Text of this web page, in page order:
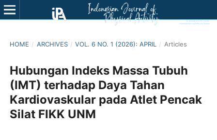
HOME / ARCHIVES / VOL. 6 NO. 1 (2026): APRIL / Articles
Hubungan Indeks Massa Tubuh
(IMT) terhadap Daya Tahan
Kardiovaskular pada Atlet Pencak
Silat FIKK UNM